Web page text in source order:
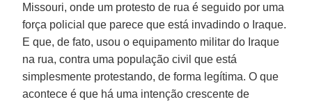
Missouri, onde um protesto de rua é seguido por uma
força policial que parece que está invadindo o Iraque.
E que, de fato, usou o equipamento militar do Iraque
na rua, contra uma população civil que está
simplesmente protestando, de forma legítima. O que
acontece é que há uma intenção crescente de